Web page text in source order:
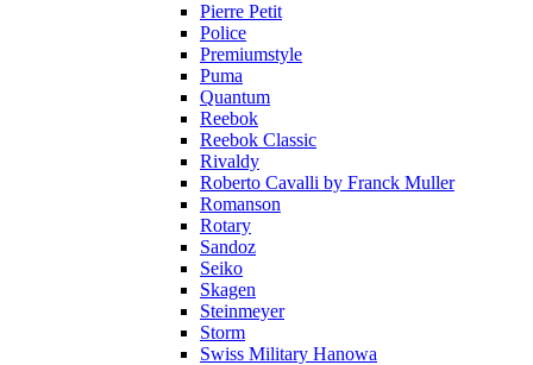
Pierre Petit
Police
Premiumstyle
Puma
Quantum
Reebok
Reebok Classic
Rivaldy
Roberto Cavalli by Franck Muller
Romanson
Rotary
Sandoz
Seiko
Skagen
Steinmeyer
Storm
Swiss Military Hanowa